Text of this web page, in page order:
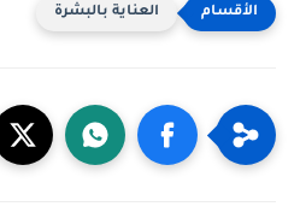
العناية بالبشرة